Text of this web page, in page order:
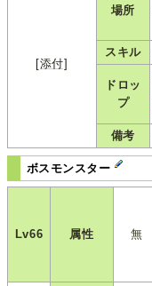
[添付]
場所
スキル
ドロッ
プ
備考
ボスモンスター
Lv66 属性 無